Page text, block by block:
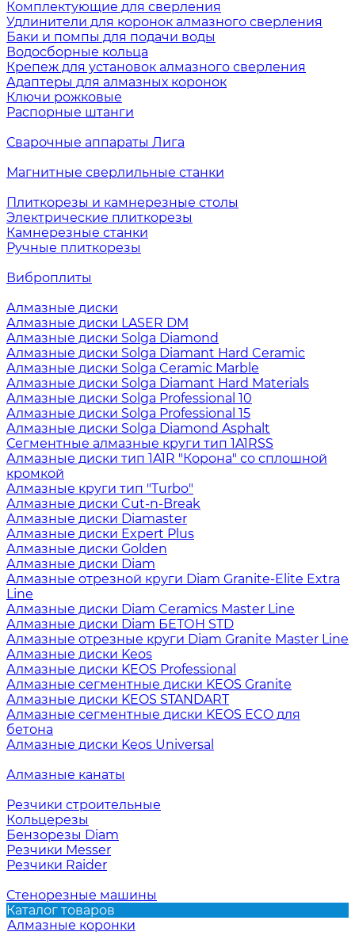
Комплектующие для сверления
Удлинители для коронок алмазного сверления
Баки и помпы для подачи воды
Водосборные кольца
Крепеж для установок алмазного сверления
Адаптеры для алмазных коронок
Ключи рожковые
Распорные штанги
Сварочные аппараты Лига
Магнитные сверлильные станки
Плиткорезы и камнерезные столы
Электрические плиткорезы
Камнерезные станки
Ручные плиткорезы
Виброплиты
Алмазные диски
Алмазные диски LASER DM
Алмазные диски Solga Diamond
Алмазные диски Solga Diamant Hard Ceramic
Алмазные диски Solga Ceramic Marble
Алмазные диски Solga Diamant Hard Materials
Алмазные диски Solga Professional 10
Алмазные диски Solga Professional 15
Алмазные диски Solga Diamond Asphalt
Сегментные алмазные круги тип 1A1RSS
Алмазные диски тип 1A1R "Корона" со сплошной
кромкой
Алмазные круги тип "Turbo"
Алмазные диски Cut-n-Break
Алмазные диски Diamaster
Алмазные диски Expert Plus
Алмазные диски Golden
Алмазные диски Diam
Алмазные отрезной круги Diam Granite-Elite Extra
Line
Алмазные диски Diam Ceramics Master Line
Алмазные диски Diam БЕТОН STD
Алмазные отрезные круги Diam Granite Master Line
Алмазные диски Keos
Алмазные диски KEOS Professional
Алмазные сегментные диски KEOS Granite
Алмазные диски KEOS STANDART
Алмазные сегментные диски KEOS ECO для
бетона
Алмазные диски Keos Universal
Алмазные канаты
Резчики строительные
Кольцерезы
Бензорезы Diam
Резчики Messer
Резчики Raider
Стенорезные машины
Каталог товаров
Алмазные коронки